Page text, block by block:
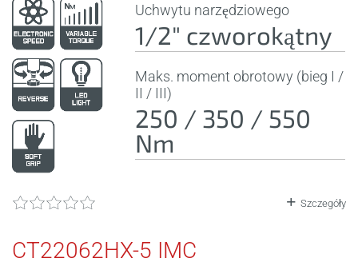
Uchwytu narzędziowego
1/2" czworokątny
Maks. moment obrotowy (bieg I /
II / III)
250 / 350 / 550
Nm
Szczegóły
CT22062HX-5 IMC